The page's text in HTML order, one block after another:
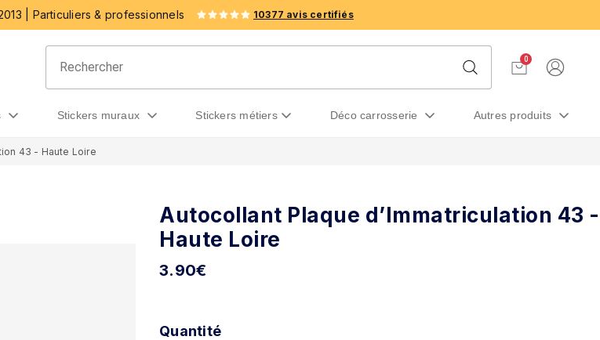
| Particuliers & professionnels 10377 avis certifiés
0
stickers muraux stickers métiers déco carrosserie autres produits
43 - Haute Loire
Autocollant Plaque d’Immatriculation 43 -
Haute Loire
3.90€
Quantité